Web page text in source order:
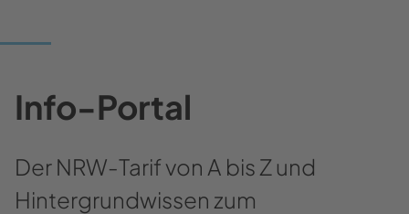
Info-Portal
Der NRW-​Tarif von A bis Z und
Hintergrundwissen zum